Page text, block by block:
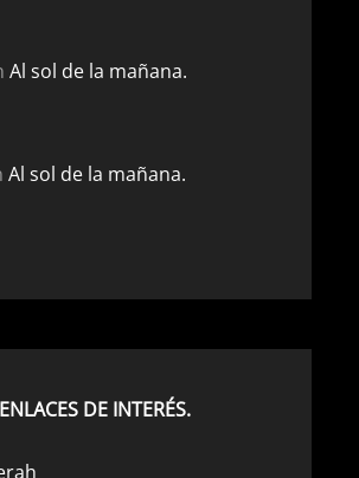
Al sol de la mañana.
Al sol de la mañana.
ENLACES DE INTERÉS.